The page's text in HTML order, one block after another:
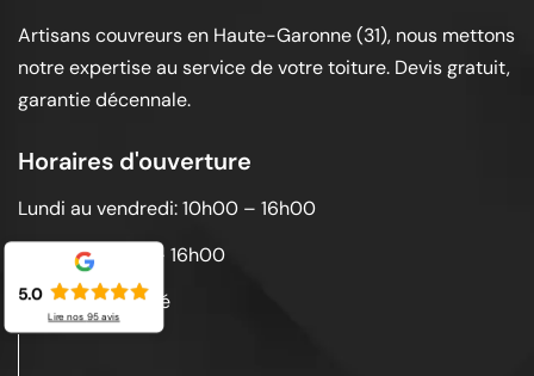
Artisans couvreurs en Haute-Garonne (31), nous mettons
notre expertise au service de votre toiture. Devis gratuit,
garantie décennale.
Horaires d'ouverture
Lundi au vendredi: 10h00 – 16h00
Samedi: 10h00 – 16h00
Dimanche: Fermé
5.0
Lire nos 95avis